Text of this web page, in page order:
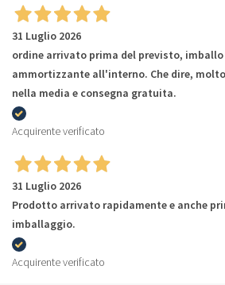
31 Luglio 2026
ordine arrivato prima del previsto,
ammortizzante all'interno. Che dire,
nella media e consegna gratuita.
Acquirente verificato
31 Luglio 2026
Prodotto arrivato rapidamente e anche
imballaggio.
Acquirente verificato